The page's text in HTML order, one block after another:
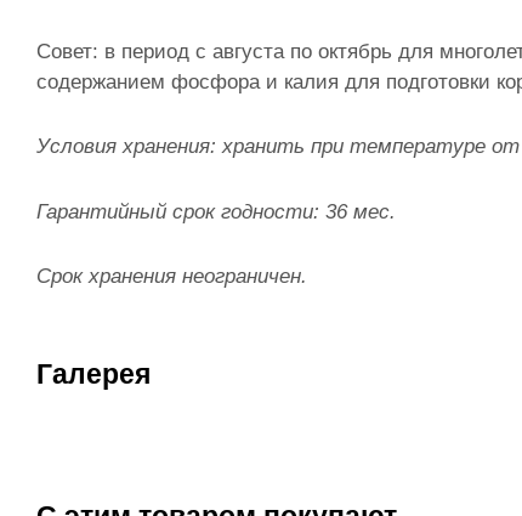
Совет: в период с августа по октябрь для
содержанием фосфора и калия для подготовки
Условия хранения: хранить при температуре
Гарантийный срок годности: 36 мес.
Срок хранения неограничен.
Галерея